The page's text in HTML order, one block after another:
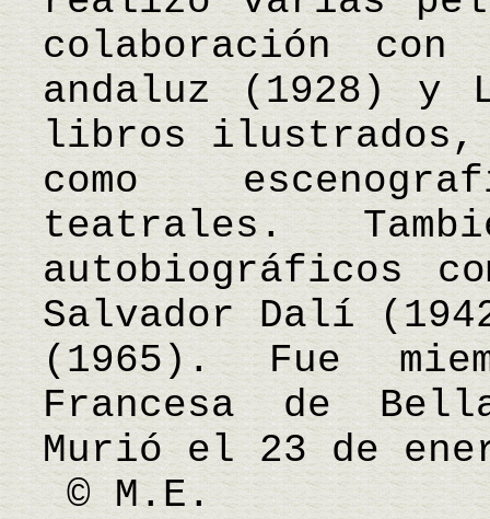
colaboración con
andaluz (1928) y
libros ilustrados,
como
teatrales.
autobiográficos
Salvador Dalí
(1965). Fue
Francesa de
Murió el 23 de
© M.E.